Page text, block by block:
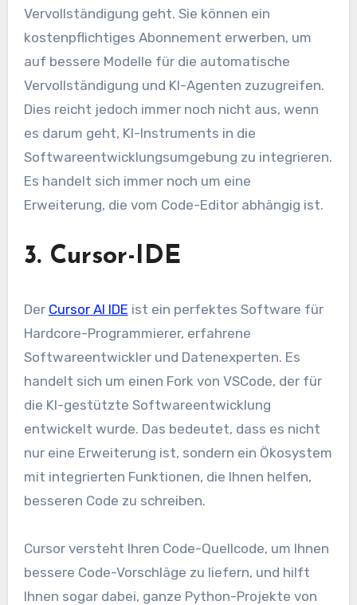
Vervollständigung geht. Sie können ein
kostenpflichtiges Abonnement erwerben, um
auf bessere Modelle für die automatische
Vervollständigung und KI-Agenten zuzugreifen.
Dies reicht jedoch immer noch nicht aus, wenn
es darum geht, KI-Instruments in die
Softwareentwicklungsumgebung zu integrieren.
Es handelt sich immer noch um eine
Erweiterung, die vom Code-Editor abhängig ist.
3. Cursor-IDE
Der Cursor AI IDE ist ein perfektes Software für
Hardcore-Programmierer, erfahrene
Softwareentwickler und Datenexperten. Es
handelt sich um einen Fork von VSCode, der für
die KI-gestützte Softwareentwicklung
entwickelt wurde. Das bedeutet, dass es nicht
nur eine Erweiterung ist, sondern ein Ökosystem
mit integrierten Funktionen, die Ihnen helfen,
besseren Code zu schreiben.
Cursor versteht Ihren Code-Quellcode, um Ihnen
bessere Code-Vorschläge zu liefern, und hilft
Ihnen sogar dabei, ganze Python-Projekte von